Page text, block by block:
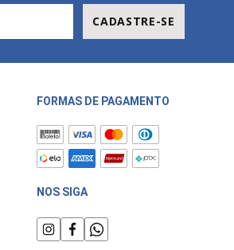
CADASTRE-SE
FORMAS DE PAGAMENTO
NOS SIGA